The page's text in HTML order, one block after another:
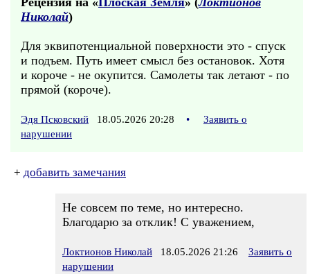
Николай)
Для эквипотенциальной поверхности это - спуск
и подъем. Путь имеет смысл без остановок. Хотя
и короче - не окупится. Самолеты так летают - по
прямой (короче).
Эдя Псковский 18.05.2026 20:28 •
Заявить о
нарушении
+ добавить замечания
Не совсем по теме, но интересно.
Благодарю за отклик! С уважением,
Локтионов Николай 18.05.2026 21:26
Заявить о
нарушении